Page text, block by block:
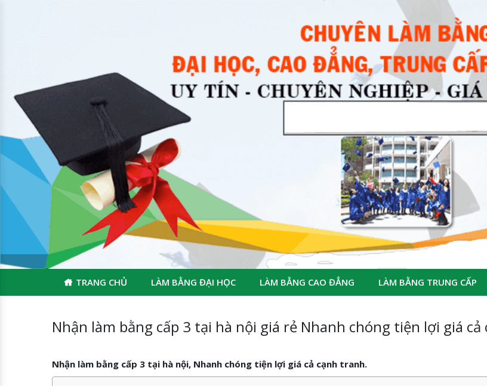
TRANG CHỦ LÀM BẰNG ĐẠI HỌC LÀM BẰNG CAO ĐẲNG LÀM BẰNG TRUNG CẤP
Nhận làm bằng cấp 3 tại hà nội giá rẻ Nhanh chóng tiện lợi giá
Nhận làm bằng cấp 3 tại hà nội, Nhanh chóng tiện lợi giá cả cạnh tranh.